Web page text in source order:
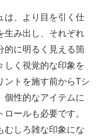
は、より目を引く仕
生み出し、それぞれ
的に明るく見える箇
しく視覚的な印象を
ントを施す前からTシ
個性的なアイテムに
ールも必要です。
むしろ雑な印象にな